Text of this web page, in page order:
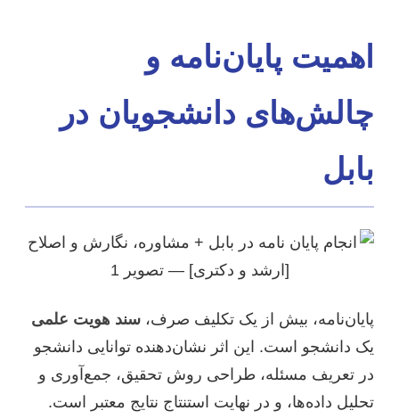
اهمیت پایان‌نامه و
چالش‌های دانشجویان در
بابل
پایان‌نامه، بیش از یک تکلیف صرف، سند هویت علمی
یک دانشجو است. این اثر نشان‌دهنده توانایی دانشجو
در تعریف مسئله، طراحی روش تحقیق، جمع‌آوری و
تحلیل داده‌ها، و در نهایت استنتاج نتایج معتبر است.